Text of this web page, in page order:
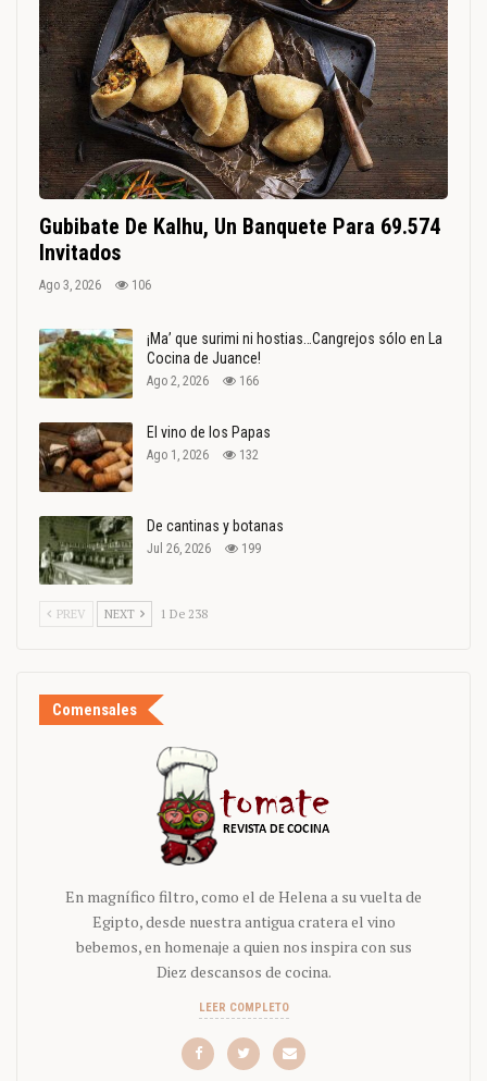
Gubibate De Kalhu, Un Banquete Para 69.574
Invitados
Ago 3, 2026 106
¡Ma’ que surimi ni hostias…Cangrejos sólo en La
Cocina de Juance!
Ago 2, 2026 166
El vino de los Papas
Ago 1, 2026 132
De cantinas y botanas
Jul 26, 2026 199
PREV NEXT 1 De 238
Comensales
En magnífico filtro, como el de Helena a su vuelta de
Egipto, desde nuestra antigua cratera el vino
bebemos, en homenaje a quien nos inspira con sus
Diez descansos de cocina.
LEER COMPLETO